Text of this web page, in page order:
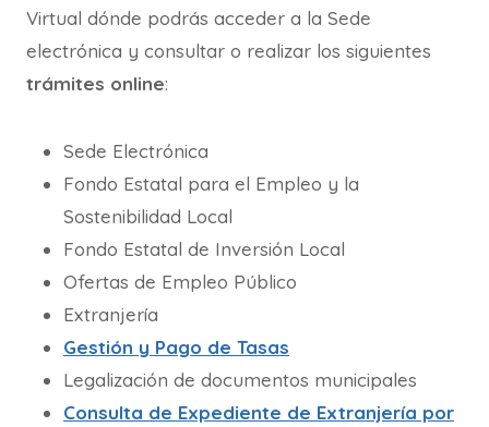
Virtual dónde podrás acceder a la Sede
electrónica y consultar o realizar los siguientes
trámites online:
Sede Electrónica
Fondo Estatal para el Empleo y la
Sostenibilidad Local
Fondo Estatal de Inversión Local
Ofertas de Empleo Público
Extranjería
Gestión y Pago de Tasas
Legalización de documentos municipales
Consulta de Expediente de Extranjería por